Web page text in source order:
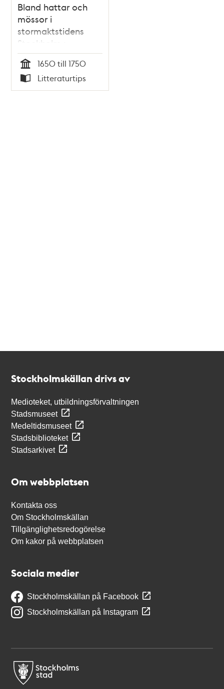
Bland hattar och
mössor i
stormaktstidens
Stockholm :
kvinnokraft i ett
skråämbete / Curt
Hauffman
Tid
1650 till 1750
Typ
Litteraturtips
Stockholmskällan drivs av
Medioteket, utbildningsförvaltningen
Stadsmuseet
Medeltidsmuseet
Stadsbiblioteket
Stadsarkivet
Om webbplatsen
Kontakta oss
Om Stockholmskällan
Tillgänglighetsredogörelse
Om kakor på webbplatsen
Sociala medier
Stockholmskällan på Facebook
Stockholmskällan på Instagram